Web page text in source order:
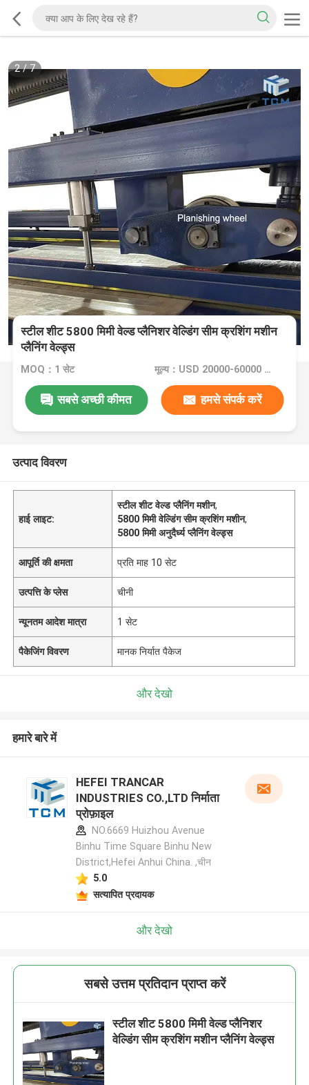
2/7
स्टील शीट 5800 मिमी वेल्ड प्लैनिशर वेल्डिंग सीम क्रशिंग मशीन
प्लैनिंग वेल्ड्स
MOQ：1 सेट मूल्य：USD 20000-60000 Dollar per set
सबसे अच्छी कीमत हमसे संपर्क करें
उत्पाद विवरण
हाई लाइट:
स्टील शीट वेल्ड प्लैनिंग मशीन,
5800 मिमी वेल्डिंग सीम क्रशिंग मशीन,
5800 मिमी अनुदैर्ध्य प्लैनिंग वेल्ड्स
आपूर्ति की क्षमता प्रति माह 10 सेट
उत्पत्ति के प्लेस चीनी
न्यूनतम आदेश मात्रा 1 सेट
पैकेजिंग विवरण मानक निर्यात पैकेज
और देखो
हमारे बारे में
HEFEI TRANCAR
INDUSTRIES CO.,LTD निर्माता
प्रोफ़ाइल
NO.6669 Huizhou Avenue
Binhu Time Square Binhu New
District,Hefei Anhui China. ,चीन
5.0
सत्यापित प्रदायक
और देखो
सबसे उत्तम प्रतिदान प्राप्त करें
स्टील शीट 5800 मिमी वेल्ड प्लैनिशर
वेल्डिंग सीम क्रशिंग मशीन प्लैनिंग वेल्ड्स